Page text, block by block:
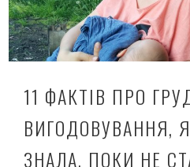
11 ФАКТІВ ПРО
ВИГОДОВУВАННЯ,
ЗНАЛА, ПОКИ НЕ